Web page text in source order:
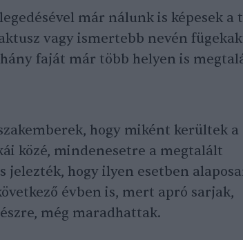
már nálunk is képesek a
vagy ismertebb nevén
faját már több helyen is
hogy miként kerültek a
közé, mindenesetre a megtalált
jelezték, hogy ilyen esetben
évben is, mert apró sarjak,
még maradhattak.